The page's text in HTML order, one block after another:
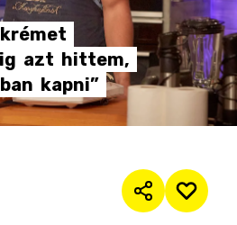
azt hittem,
kapni”